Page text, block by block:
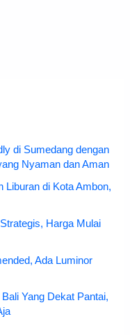
di Sumedang dengan
Nyaman dan Aman
Liburan di Kota Ambon,
Harga Mulai
Ada Luminor
Yang Dekat Pantai,